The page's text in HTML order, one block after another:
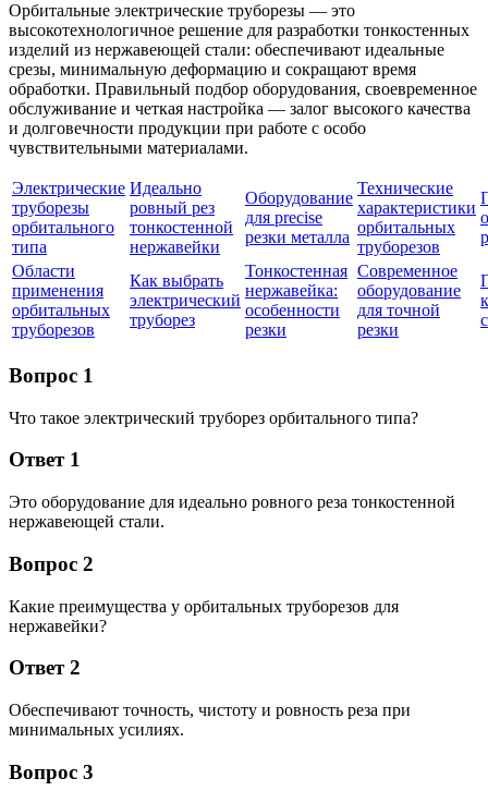
Орбитальные электрические труборезы — это
высокотехнологичное решение для разработки тонкостенных
изделий из нержавеющей стали: обеспечивают идеальные
срезы, минимальную деформацию и сокращают время
обработки. Правильный подбор оборудования, своевременное
обслуживание и четкая настройка — залог высокого качества
и долговечности продукции при работе с особо
чувствительными материалами.
Электрические
труборезы
орбитального
типа
Идеально
ровный рез
тонкостенной
нержавейки
Оборудование
для precise
резки металла
Технические
характеристики
орбитальных
труборезов
Области
применения
орбитальных
труборезов
Как выбрать
электрический
труборез
Тонкостенная
нержавейка:
особенности
резки
Современное
оборудование
для точной
резки
Вопрос 1
Что такое электрический труборез орбитального типа?
Ответ 1
Это оборудование для идеально ровного реза тонкостенной
нержавеющей стали.
Вопрос 2
Какие преимущества у орбитальных труборезов для
нержавейки?
Ответ 2
Обеспечивают точность, чистоту и ровность реза при
минимальных усилиях.
Вопрос 3